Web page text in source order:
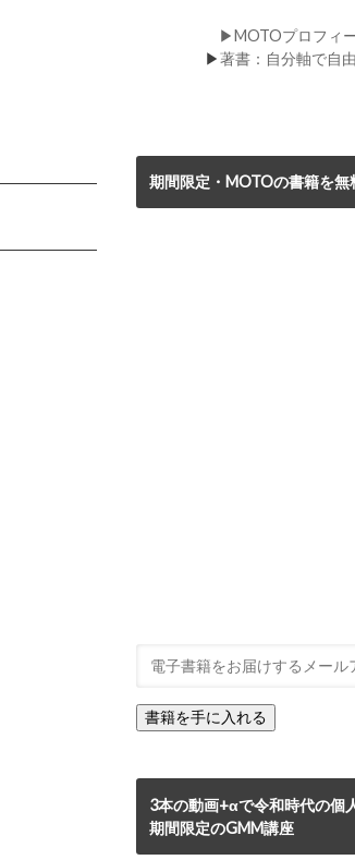
▶MOTOプロフィ
▶著書：自分軸で自
期間限定・MOTOの書籍を無
3本の動画+αで令和時代の個
期間限定のGMM講座